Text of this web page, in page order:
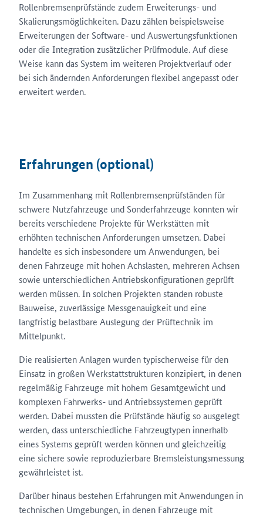
Rollenbremsenprüfstände zudem Erweiterungs- und
Skalierungsmöglichkeiten. Dazu zählen beispielsweise
Erweiterungen der Software- und Auswertungsfunktionen
oder die Integration zusätzlicher Prüfmodule. Auf diese
Weise kann das System im weiteren Projektverlauf oder
bei sich ändernden Anforderungen flexibel angepasst oder
erweitert werden.
Erfahrungen (optional)
Im Zusammenhang mit Rollenbremsenprüfständen für
schwere Nutzfahrzeuge und Sonderfahrzeuge konnten wir
bereits verschiedene Projekte für Werkstätten mit
erhöhten technischen Anforderungen umsetzen. Dabei
handelte es sich insbesondere um Anwendungen, bei
denen Fahrzeuge mit hohen Achslasten, mehreren Achsen
sowie unterschiedlichen Antriebskonfigurationen geprüft
werden müssen. In solchen Projekten standen robuste
Bauweise, zuverlässige Messgenauigkeit und eine
langfristig belastbare Auslegung der Prüftechnik im
Mittelpunkt.
Die realisierten Anlagen wurden typischerweise für den
Einsatz in großen Werkstattstrukturen konzipiert, in denen
regelmäßig Fahrzeuge mit hohem Gesamtgewicht und
komplexen Fahrwerks- und Antriebssystemen geprüft
werden. Dabei mussten die Prüfstände häufig so ausgelegt
werden, dass unterschiedliche Fahrzeugtypen innerhalb
eines Systems geprüft werden können und gleichzeitig
eine sichere sowie reproduzierbare Bremsleistungsmessung
gewährleistet ist.
Darüber hinaus bestehen Erfahrungen mit Anwendungen in
technischen Umgebungen, in denen Fahrzeuge mit